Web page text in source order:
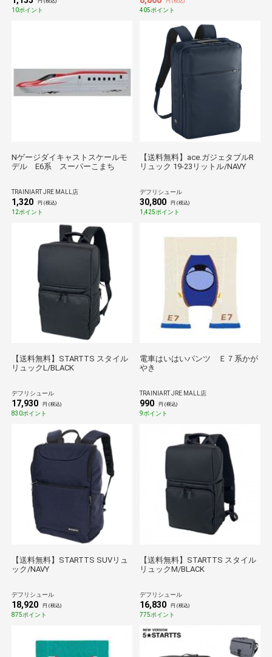
円 (税込)
10ポイント
円 (税込)
405ポイント
Nゲージダイキャストスケールモ
デル E6系 スーパーこまち
TRAINIART JRE MALL店
1,320 円 (税込)
12ポイント
【送料無料】ace.ガジェタブルR
リュック 19-23リットル/NAVY
デフリシュール
30,800 円 (税込)
1,425ポイント
【送料無料】STARTTS スタイル
リュックL/BLACK
デフリシュール
17,930 円 (税込)
830ポイント
電車はいはいパンツ Ｅ７系かが
やき
TRAINIART JRE MALL店
990 円 (税込)
9ポイント
【送料無料】STARTTS SUVリュ
ック/NAVY
デフリシュール
18,920 円 (税込)
875ポイント
【送料無料】STARTTS スタイル
リュックM/BLACK
デフリシュール
16,830 円 (税込)
775ポイント